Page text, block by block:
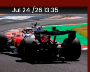
Jul 24 /26 13:35